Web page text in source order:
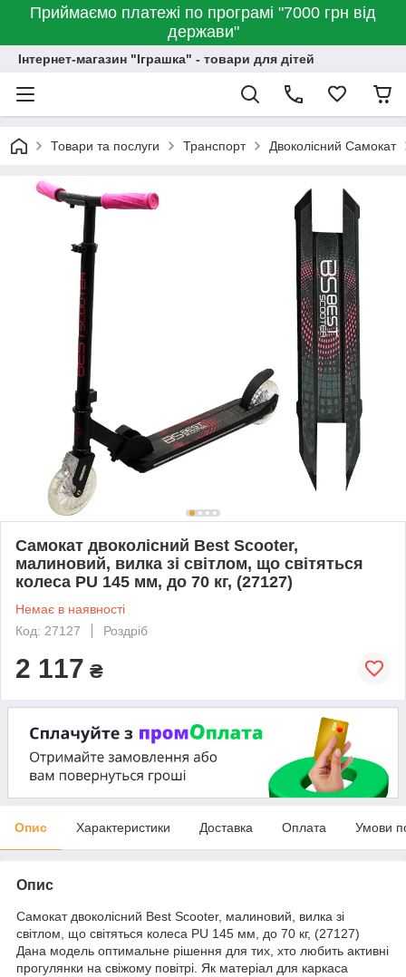
Приймаємо платежі по програмі "7000 грн від
держави"
Інтернет-магазин "Іграшка" - товари для дітей
Товари та послуги Транспорт Двоколісний Самокат
Самокат двоколісний Best Scooter,
малиновий, вилка зі світлом, що світяться
колеса PU 145 мм, до 70 кг, (27127)
Немає в наявності
Код: 27127
Роздріб
2 117 ₴
Опис Характеристики Доставка Оплата Умови
Опис
Самокат двоколісний Best Scooter, малиновий, вилка зі
світлом, що світяться колеса PU 145 мм, до 70 кг, (27127)
Дана модель оптимальне рішення для тих, хто любить активні
прогулянки на свіжому повітрі. Як матеріал для каркаса